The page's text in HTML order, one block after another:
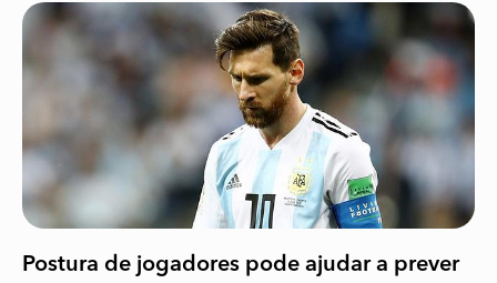
Postura de jogadores pode ajudar a prever